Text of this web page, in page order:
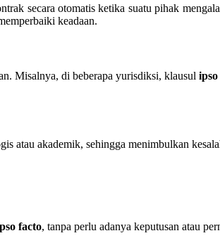
secara otomatis ketika suatu pihak
keadaan.
Misalnya, di beberapa yurisdiksi, klausul
atau akademik, sehingga menimbulkan
facto, tanpa perlu adanya keputusan atau